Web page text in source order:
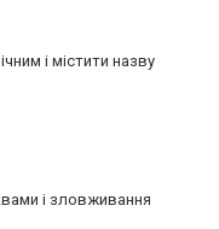
і містити назву
і зловживання